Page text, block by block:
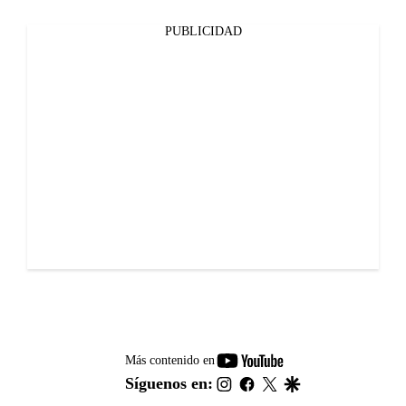
PUBLICIDAD
Más contenido en
youtube-
footer
Síguenos en: instagram
facebook
twitter